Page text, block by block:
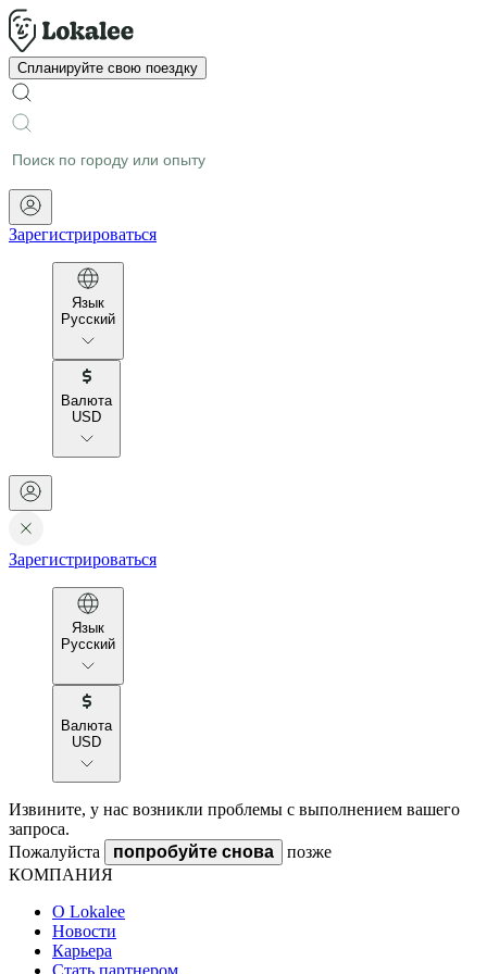
Спланируйте свою поездку
Зарегистрироваться
Язык
Русский
Валюта
USD
Зарегистрироваться
Язык
Русский
Валюта
USD
Извините, у нас возникли проблемы с выполнением вашего
запроса.
Пожалуйста
попробуйте снова
позже
КОМПАНИЯ
О Lokalee
Новости
Карьера
Стать партнером